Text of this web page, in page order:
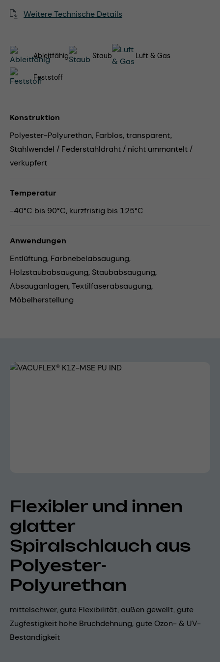
Weitere Technische Details
Ableitfähig Staub Luft & Gas
Feststoff
Konstruktion
Polyester-Polyurethan, Farblos, transparent,
Stahlwendel / Federstahldraht / nicht ummantelt /
verkupfert
Temperatur
-40°C bis 90°C, kurzfristig bis 125°C
Anwendungen
Entlüftung, Farbnebelabsaugung,
Holzstaubabsaugung, Staubabsaugung,
Absauganlagen,Textilfaserabsaugung,
Möbelherstellung
Bildergalerie überspringen
Flexibler und innen
glatter
Spiralschlauch aus
Polyester-
Polyurethan
mittelschwer, gute Flexibilität, außen gewellt, gute
Zugfestigkeit hohe Bruchdehnung, gute Ozon- & UV-
Beständigkeit